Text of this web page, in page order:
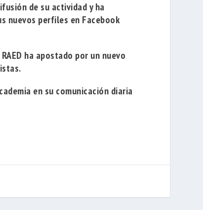
de su actividad y ha
nuevos perfiles en Facebook
ha apostado por un nuevo
en su comunicación diaria